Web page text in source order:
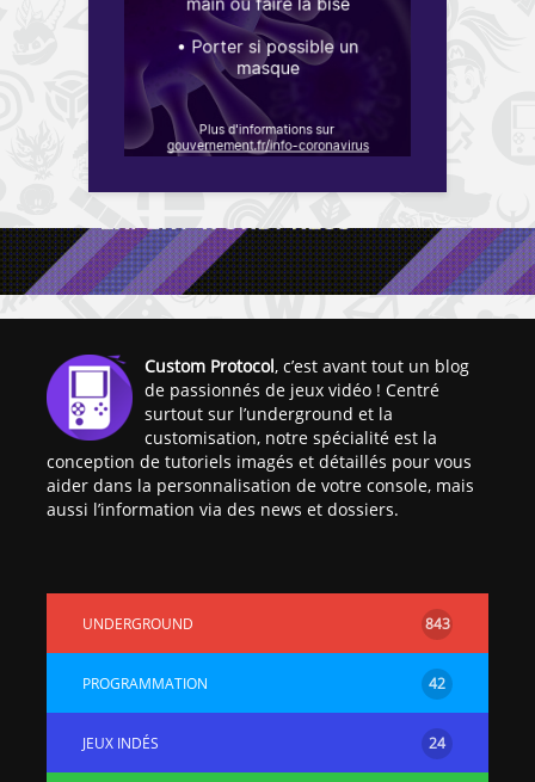
Custom Protocol, c’est avant tout un blog
de passionnés de jeux vidéo ! Centré
surtout sur l’underground et la
customisation, notre spécialité est la
conception de tutoriels imagés et détaillés pour vous
aider dans la personnalisation de votre console, mais
aussi l’information via des news et dossiers.
UNDERGROUND 843
PROGRAMMATION 42
JEUX INDÉS 24